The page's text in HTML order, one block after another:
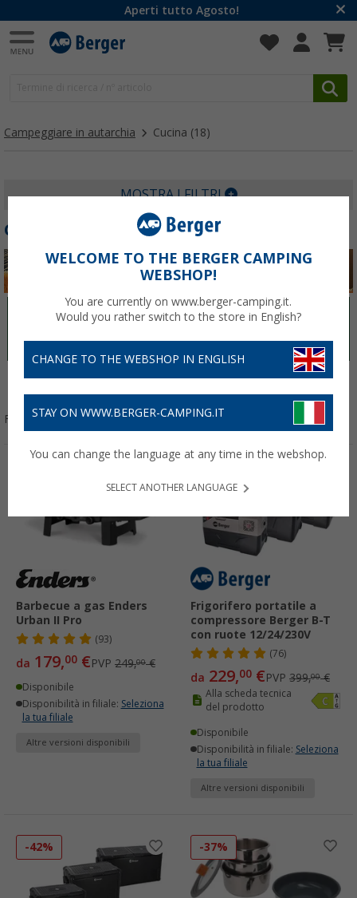
Aperti tutto Agosto!
Campeggiare in autarchia Cucina (18)
MOSTRA I FILTRI
CUCINA
Elettricità Acqua
Gas Sanitari
Cucina
Filtrare per:
Barbecue a gas Enders
Urban II Pro
(93)
da 179,00 €PVP 249,00€
Disponibile
Disponibilità in filiale: Seleziona
la tua filiale
Altre versioni disponibili
Frigorifero portatile a
compressore Berger B-T
con ruote 12/24/230V
(76)
da 229,00 €PVP 399,00€
Alla scheda tecnica
del prodotto
Disponibile
Disponibilità in filiale: Seleziona
la tua filiale
Altre versioni disponibili
-42% -37%
WELCOME TO THE BERGER CAMPING
WEBSHOP!
You are currently on www.berger-camping.it.
Would you rather switch to the store in English?
CHANGE TO THE WEBSHOP IN ENGLISH
STAY ON WWW.BERGER-CAMPING.IT
You can change the language at any time in the webshop.
SELECT ANOTHER LANGUAGE